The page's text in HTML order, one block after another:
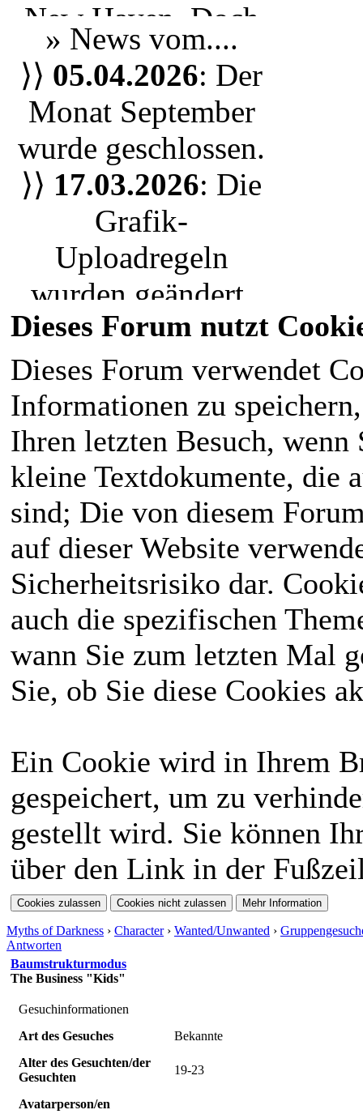
New Haven . Doch
egal ob du einen
Studenten aus Yale
spielen möchtest
oder nur einen
Bewohner der Stadt
jeder ist herzlich
eingeladen unserem
RPG Leben
einzuhauchen. Die
magische Welt liegt
für den
Normalbürger im
Verborgenen.
Deswegen kann
man bei uns sowohl
Reallifespielen, als
auch Menschen mit
besonderen
Fähigkeiten. Du
solltest dafür das
18. Lebensjahr
abgeschlossen
haben und reichlich
Fantasie mitbringen.
» News vom....
⟩⟩ 05.04.2026: Der
Monat September
wurde geschlossen.
⟩⟩ 17.03.2026: Die
Grafik-
Uploadregeln
wurden geändert.
Wir nutzen nun das
Uploadsystem. Bitte
ladet eure Grafiken
neu hoch.
⟩⟩28.02.2026:
Aktivitätsregeln
wurden festgehalten
und ab heute gibt es
jeden Monat eine
Whitelist.
⟩⟩27.01.2026: Das
wurde einmal
überarbeitet, bitte
schaut erneut
hinein. Dazu gibts
eine neue Storyline.
⟩⟩07.01.2026
neuer Style
"Ashenveil" ist für
euch verfügbar. Nur
für PC angepasst!
Dieses Forum nutzt
Dieses Forum verwendet
Informationen zu
Ihren letzten Besuch,
kleine Textdokumente, die
sind; Die von diesem
auf dieser Website
Sicherheitsrisiko dar.
auch die spezifischen
wann Sie zum letzten Mal
Sie, ob Sie diese Cookies
Ein Cookie wird in Ihrem
gespeichert, um zu
gestellt wird. Sie können
über den Link in der
Myths of Darkness › Character› Wanted/Unwanted ›
Antworten
Baumstrukturmodus
The Business "Kids"
Gesuchinformationen
Art des Gesuches
Bekannte
Alter des Gesuchten/der
Gesuchten
19-23
Avatarperson/en